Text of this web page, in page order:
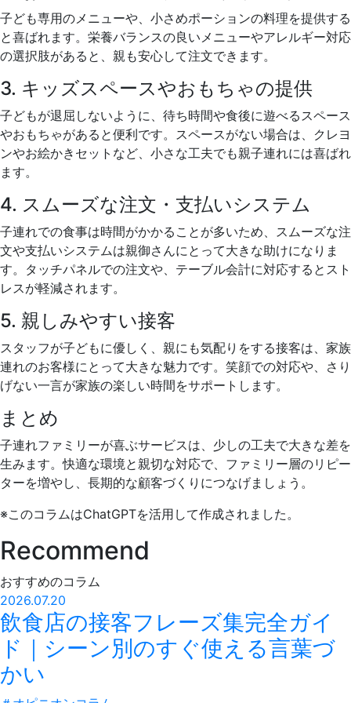
子ども専用のメニューや、小さめポーションの料理を提供する
と喜ばれます。栄養バランスの良いメニューやアレルギー対応
の選択肢があると、親も安心して注文できます。
3. キッズスペースやおもちゃの提供
子どもが退屈しないように、待ち時間や食後に遊べるスペース
やおもちゃがあると便利です。スペースがない場合は、クレヨ
ンやお絵かきセットなど、小さな工夫でも親子連れには喜ばれ
ます。
4. スムーズな注文・支払いシステム
子連れでの食事は時間がかかることが多いため、スムーズな注
文や支払いシステムは親御さんにとって大きな助けになりま
す。タッチパネルでの注文や、テーブル会計に対応するとスト
レスが軽減されます。
5. 親しみやすい接客
スタッフが子どもに優しく、親にも気配りをする接客は、家族
連れのお客様にとって大きな魅力です。笑顔での対応や、さり
げない一言が家族の楽しい時間をサポートします。
まとめ
子連れファミリーが喜ぶサービスは、少しの工夫で大きな差を
生みます。快適な環境と親切な対応で、ファミリー層のリピー
ターを増やし、長期的な顧客づくりにつなげましょう。
※このコラムはChatGPTを活用して作成されました。
Recommend
おすすめのコラム
2026.07.20
飲食店の接客フレーズ集完全ガイ
ド｜シーン別のすぐ使える言葉づ
かい